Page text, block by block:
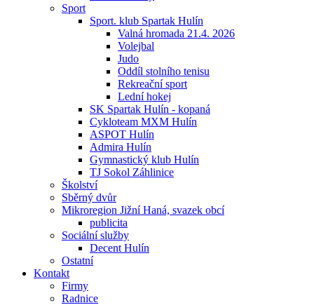
Sport
Sport. klub Spartak Hulín
Valná hromada 21.4. 2026
Volejbal
Judo
Oddíl stolního tenisu
Rekreační sport
Lední hokej
SK Spartak Hulín - kopaná
Cykloteam MXM Hulín
ASPOT Hulín
Admira Hulín
Gymnastický klub Hulín
TJ Sokol Záhlinice
Školství
Sběrný dvůr
Mikroregion Jižní Haná, svazek obcí
publicita
Sociální služby
Decent Hulín
Ostatní
Kontakt
Firmy
Radnice